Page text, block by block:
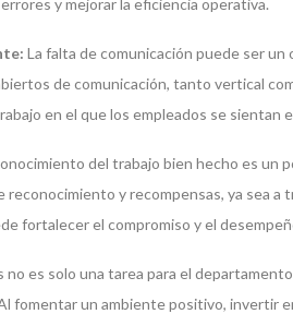
La falta de comunicación puede ser
de comunicación, tanto vertical
en el que los empleados se sientan
del trabajo bien hecho es un
y recompensas, ya sea a
fortalecer el compromiso y el
es solo una tarea para el
fomentar un ambiente positivo, invertir